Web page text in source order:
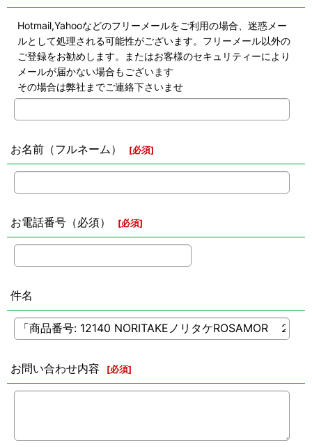
Hotmail,Yahooなどのフリーメールをご利用の場合、迷惑メー
ルとして処理される可能性がございます。フリーメール以外の
ご登録をお勧めします。またはお客様のセキュリティーにより
メールが届かない場合もございます
その場合は弊社までご連絡下さいませ
お名前（フルネーム） [必須]
お電話番号（必須） [必須]
件名
お問い合わせ内容 [必須]